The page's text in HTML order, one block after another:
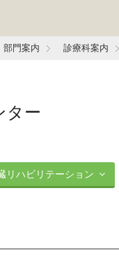
部門案内 診療科案内
ター
リハビリテーション